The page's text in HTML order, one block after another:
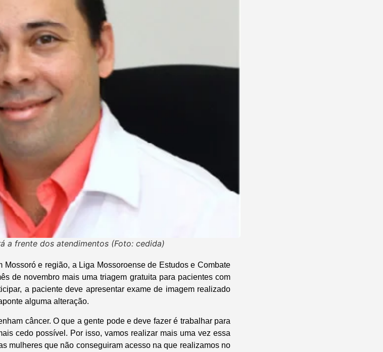
a frente dos atendimentos (Foto: cedida)
Mossoró e região, a Liga Mossoroense de Estudos e Combate
de novembro mais uma triagem gratuita para pacientes com
a paciente deve apresentar exame de imagem realizado
alguma alteração.
câncer. O que a gente pode e deve fazer é trabalhar para
cedo possível. Por isso, vamos realizar mais uma vez essa
mulheres que não conseguiram acesso na que realizamos no